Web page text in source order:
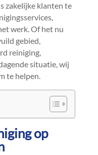
zakelijke klanten te
werk.​ Of het nu
gebied,
reiniging,
situatie, wij
te helpen.​
op